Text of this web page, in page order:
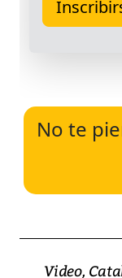
No te
Video,